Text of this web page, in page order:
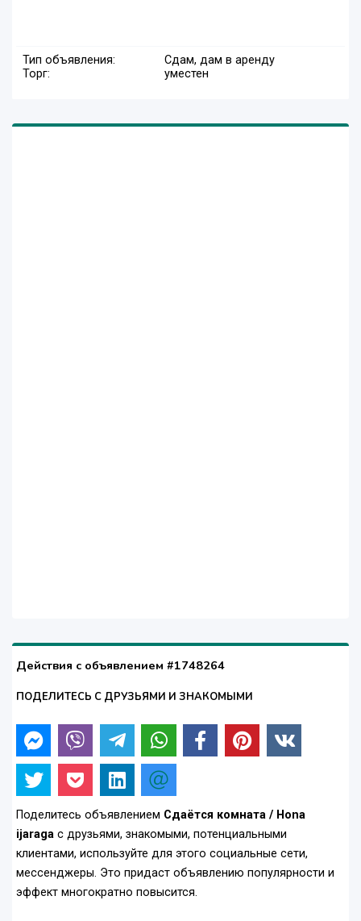
Тип объявления:
Сдам, дам в аренду
Торг:
уместен
Действия с объявлением #1748264
ПОДЕЛИТЕСЬ С ДРУЗЬЯМИ И ЗНАКОМЫМИ
Поделитесь объявлением Сдаётся комната / Hona
ijaraga с друзьями, знакомыми, потенциальными
клиентами, используйте для этого социальные сети,
мессенджеры. Это придаст объявлению популярности и
эффект многократно повысится.